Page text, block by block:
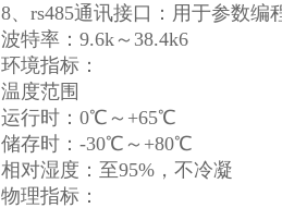
8、rs485通讯接口：用于参数编
波特率：9.6k～38.4k6
环境指标：
温度范围
运行时：0℃～+65℃
储存时：-30℃～+80℃
相对湿度：至95%，不冷凝
物理指标：